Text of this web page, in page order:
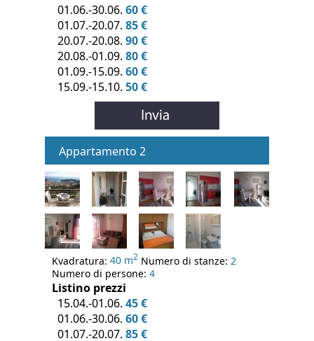
01.06.-30.06. 60 €
01.07.-20.07. 85 €
20.07.-20.08. 90 €
20.08.-01.09. 80 €
01.09.-15.09. 60 €
15.09.-15.10. 50 €
Appartamento 2
Kvadratura: 40 m2 Numero di stanze: 2
Numero di persone: 4
Listino prezzi
15.04.-01.06. 45 €
01.06.-30.06. 60 €
01.07.-20.07. 85 €